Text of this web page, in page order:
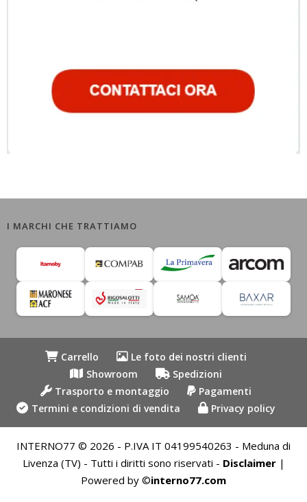
I MARCHI CHE TRATTIAMO
Carrello
Le foto dei nostri clienti
Showroom
Spedizioni
Trasporto e montaggio
Pagamenti
Termini e condizioni di vendita
Privacy policy
INTERNO77 © 2026 - P.IVA IT 04199540263 - Meduna di
Livenza (TV) - Tutti i diritti sono riservati - Disclaimer|
Powered by ©interno77.com